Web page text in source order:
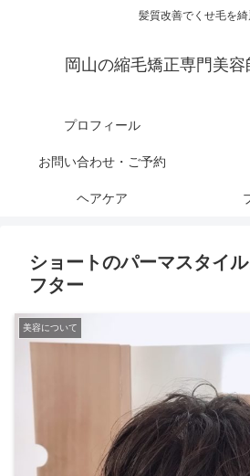
髪質改善でくせ毛を綺
岡山の縮毛矯正専門
プロフィール
お問い合わせ・ご予約
ヘアケア
ショートのパーマスタイ
フター
美容について